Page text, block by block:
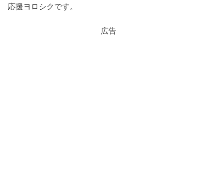
応援ヨロシクです。
広告